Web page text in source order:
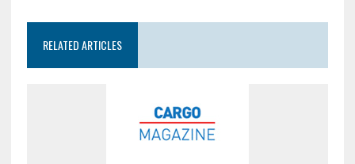
RELATED ARTICLES